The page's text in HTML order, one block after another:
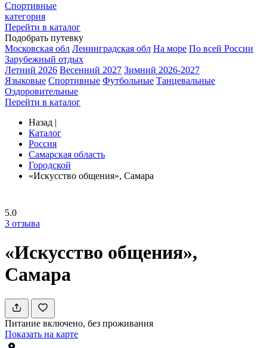
Спортивные
категория
Перейти в каталог
Подобрать путевку
Московская обл Ленинградская обл На море По всей России
Зарубежный отдых
Летний 2026 Весенний 2027 Зимний 2026-2027
Языковые Спортивные Футбольные Танцевальные
Оздоровительные
Перейти в каталог
Назад |
Каталог
Россия
Самарская область
Городской
«Искусство общения», Самара
5.0
3 отзыва
«Искусство общения»,
Самара
Питание включено, без проживания
Показать на карте